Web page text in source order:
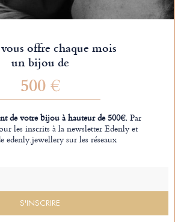
offre chaque mois
un bijou de
500 €
de votre bijou à hauteur de 500€.Par
les inscrits à la newsletter Edenly et
edenly.jewellery sur les réseaux